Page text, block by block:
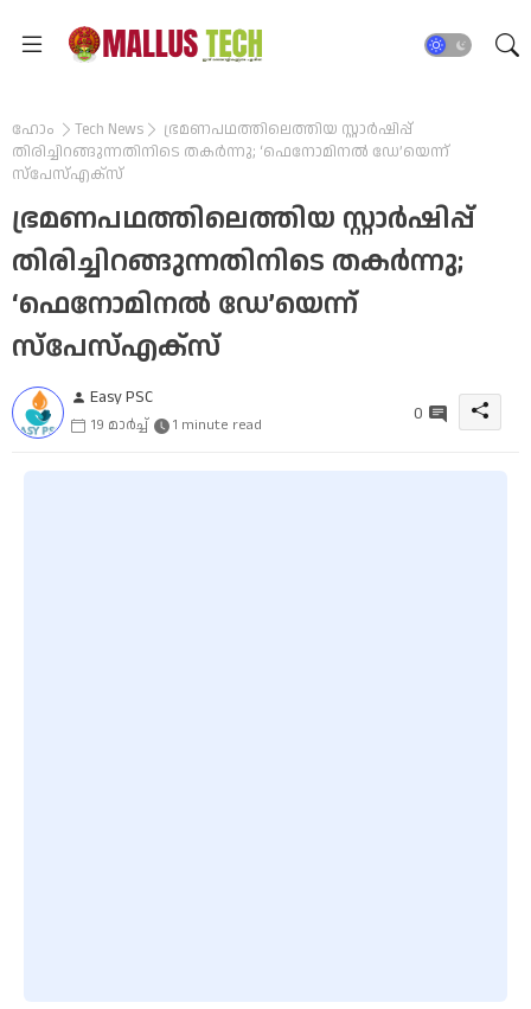
ഹോം Tech News
ഭ്രമണപഥത്തിലെത്തിയ സ്റ്റാർഷിപ്പ്
തിരിച്ചിറങ്ങുന്നതിനിടെ തകർന്നു; ‘ഫെനോമിനൽ ഡേ’യെന്ന്
സ്പേസ്എക്സ്
ഭ്രമണപഥത്തിലെത്തിയ സ്റ്റാർഷിപ്പ്
തിരിച്ചിറങ്ങുന്നതിനിടെ തകർന്നു;
‘ഫെനോമിനൽ ഡേ’യെന്ന്
സ്പേസ്എക്സ്
Easy PSC
19 മാർച്ച് 1 minute read 0